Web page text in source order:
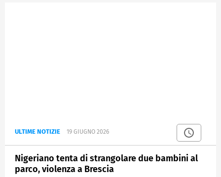
ULTIME NOTIZIE 19 GIUGNO 2026
Nigeriano tenta di strangolare due bambini al
parco, violenza a Brescia